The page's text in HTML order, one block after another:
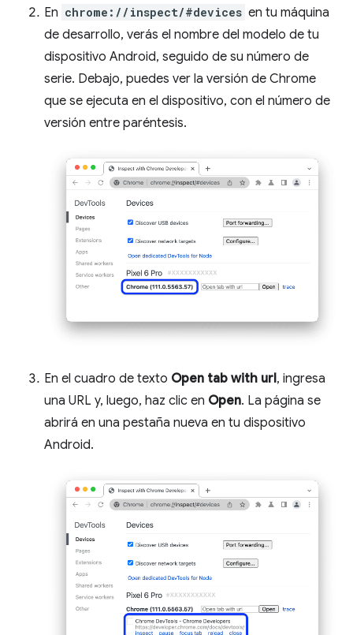
En chrome://inspect/#devices en tu máquina
de desarrollo, verás el nombre del modelo de tu
dispositivo Android, seguido de su número de
serie. Debajo, puedes ver la versión de Chrome
que se ejecuta en el dispositivo, con el número de
versión entre paréntesis.
En el cuadro de texto Open tab with url, ingresa
una URL y, luego, haz clic en Open. La página se
abrirá en una pestaña nueva en tu dispositivo
Android.